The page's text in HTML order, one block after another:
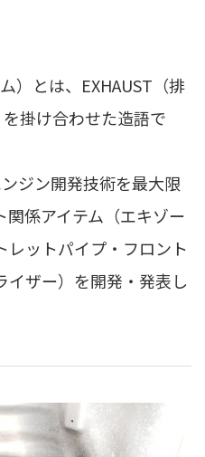
）とは、EXHAUST（排
掛け合わせた造語で
ジン開発技術を最大限
係アイテム（エキゾー
レットパイプ・フロント
イザー）を開発・発表し